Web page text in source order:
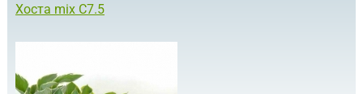
Хоста mix С7.5